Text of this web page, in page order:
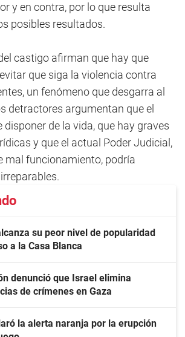
y en contra, por lo que resulta
posibles resultados.
castigo afirman que hay que
que siga la violencia contra
un fenómeno que desgarra al
detractores argumentan que el
disponer de la vida, que hay graves
y que el actual Poder Judicial,
mal funcionamiento, podría
su peor nivel de popularidad
a la Casa Blanca
denunció que Israel elimina
de crímenes en Gaza
la alerta naranja por la erupción